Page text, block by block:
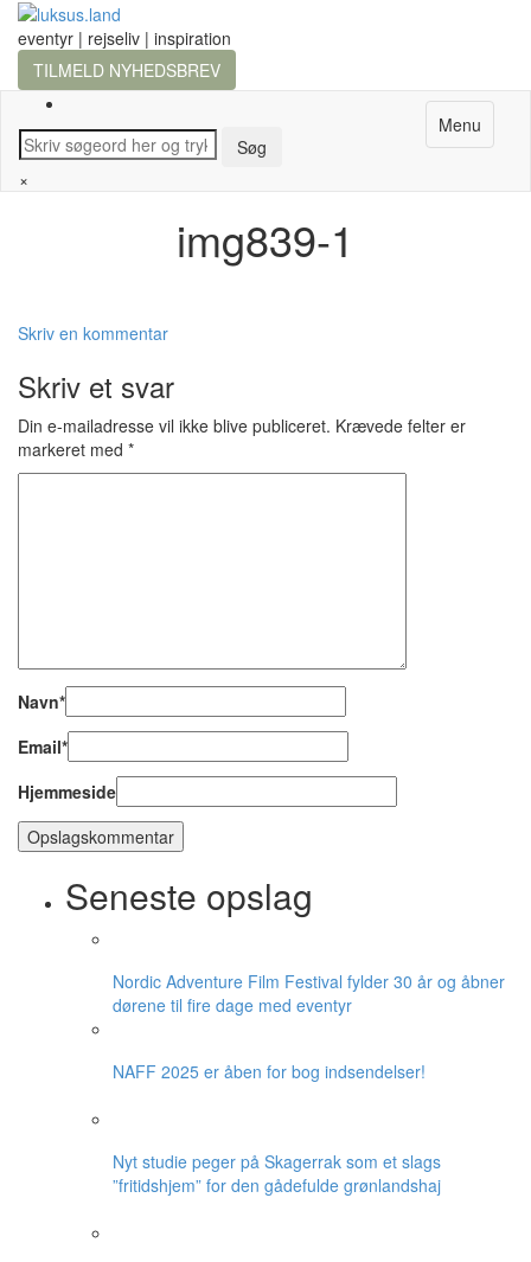
eventyr | rejseliv | inspiration
TILMELD NYHEDSBREV
Menu
×
img839-1
Skriv en kommentar
Skriv et svar
Din e-mailadresse vil ikke blive publiceret. Krævede felter er
markeret med *
Navn*
Email*
Hjemmeside
Seneste opslag
Nordic Adventure Film Festival fylder 30 år og åbner
dørene til fire dage med eventyr
NAFF 2025 er åben for bog indsendelser!
Nyt studie peger på Skagerrak som et slags
”fritidshjem” for den gådefulde grønlandshaj